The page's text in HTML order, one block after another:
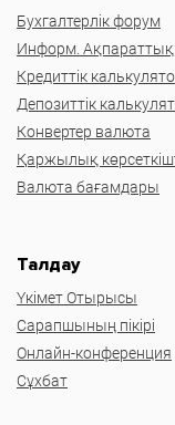
Бухгалтерлік форум
Информ. Ақпараттық
Кредиттік
Депозиттік
Конвертер валюта
Қаржылық
Валюта бағамдары
Талдау
Үкімет Отырысы
Сарапшының пікірі
Онлайн-конференция
Сұхбат